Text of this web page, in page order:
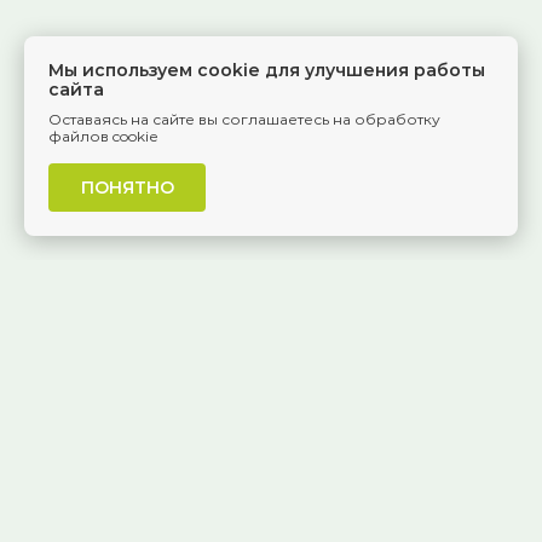
Мы используем cookie для улучшения работы
сайта
Оставаясь на сайте вы соглашаетесь на обработку
файлов cookie
ПОНЯТНО